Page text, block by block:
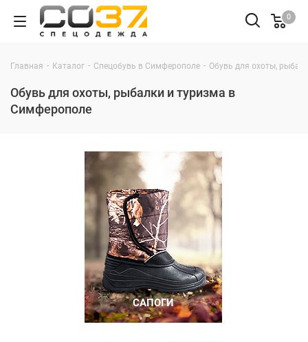
0
Главная - Каталог - Спецобувь в Симферополе - Обувь для охоты,
Обувь для охоты, рыбалки и туризма в
Симферополе
САПОГИ